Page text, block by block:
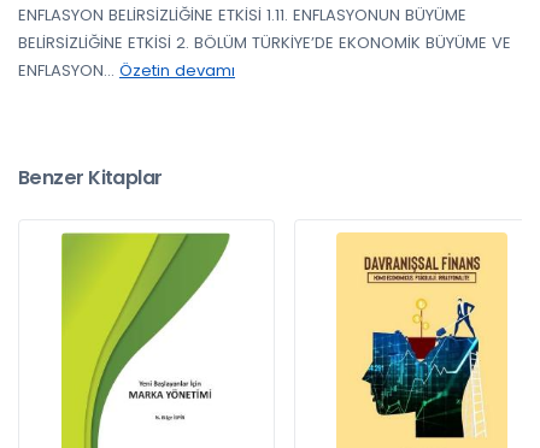
ENFLASYON BELİRSİZLİĞİNE ETKİSİ 1.11. ENFLASYONUN BÜYÜME
BELİRSİZLİĞİNE ETKİSİ 2. BÖLÜM TÜRKİYE’DE EKONOMİK BÜYÜME VE
ENFLASYON... Özetin devamı
Benzer Kitaplar